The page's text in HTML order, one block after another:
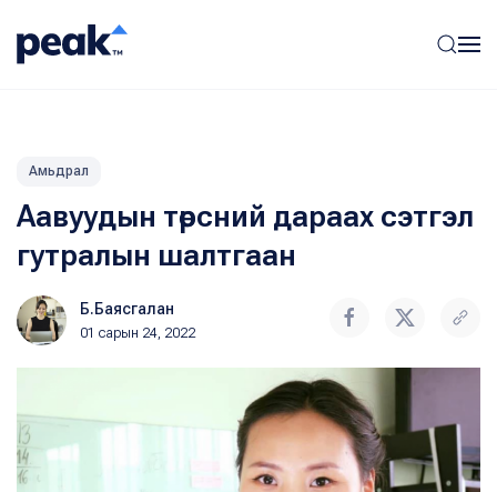
Амьдрал
Аавуудын төрсний дараах сэтгэл
гутралын шалтгаан
Б.Баясгалан
01 сарын 24, 2022